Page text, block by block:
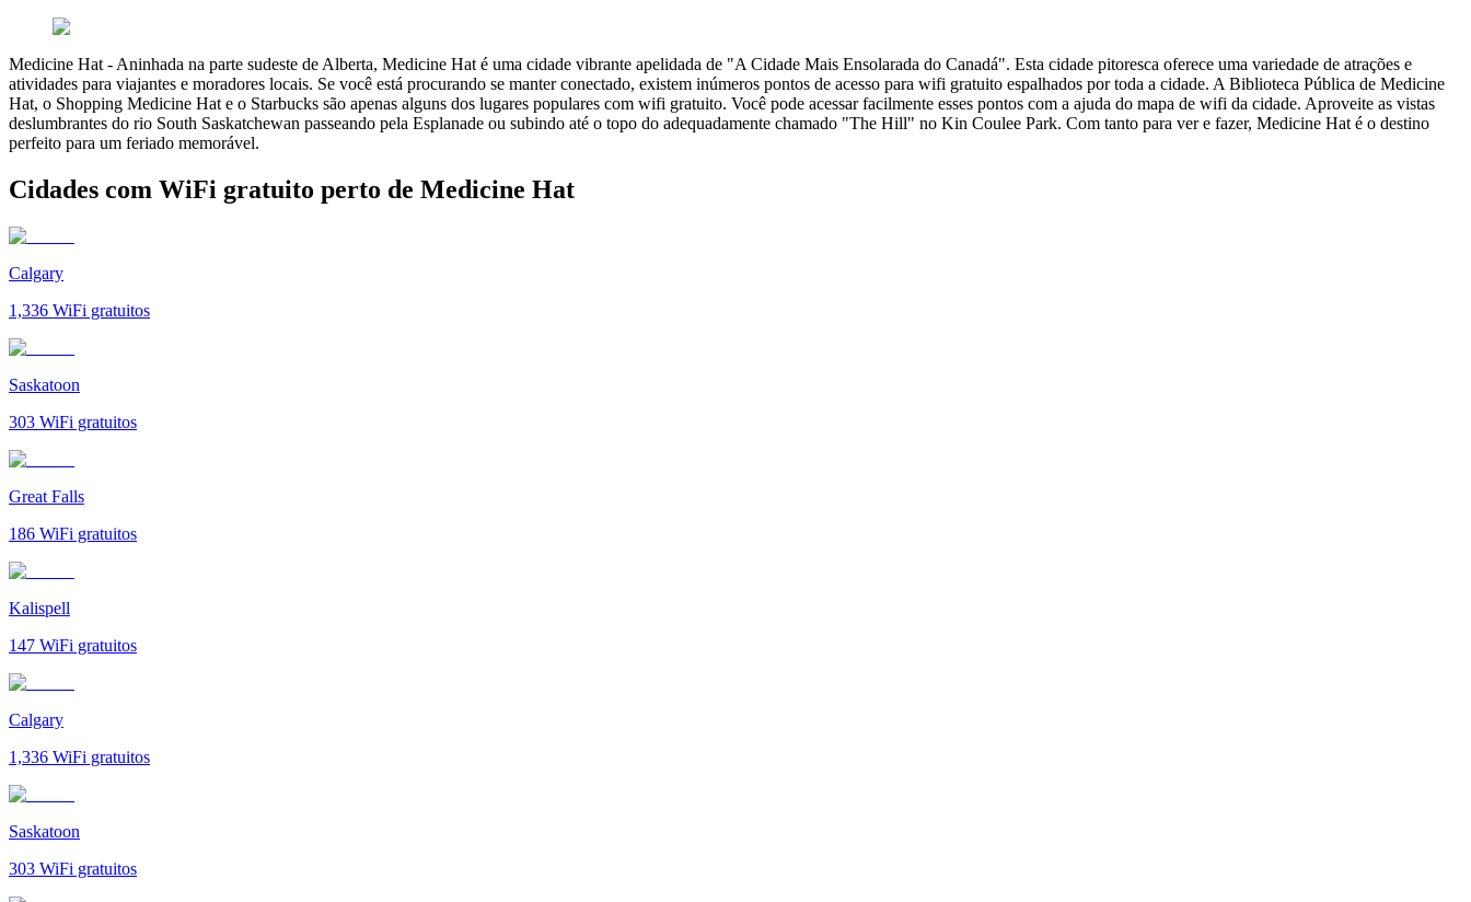
Medicine Hat - Aninhada na parte sudeste de Alberta, Medicine Hat é uma cidade vibrante apelidada de "A Cidade Mais Ensolarada do Canadá". Esta cidade pitoresca oferece uma variedade de atrações e
atividades para viajantes e moradores locais. Se você está procurando se manter conectado, existem inúmeros pontos de acesso para wifi gratuito espalhados por toda a cidade. A Biblioteca Pública de Medicine
Hat, o Shopping Medicine Hat e o Starbucks são apenas alguns dos lugares populares com wifi gratuito. Você pode acessar facilmente esses pontos com a ajuda do mapa de wifi da cidade. Aproveite as vistas
deslumbrantes do rio South Saskatchewan passeando pela Esplanade ou subindo até o topo do adequadamente chamado "The Hill" no Kin Coulee Park. Com tanto para ver e fazer, Medicine Hat é o destino
perfeito para um feriado memorável.
Cidades com WiFi gratuito perto de Medicine Hat
Calgary
1,336 WiFi gratuitos
Saskatoon
303 WiFi gratuitos
Great Falls
186 WiFi gratuitos
Kalispell
147 WiFi gratuitos
Calgary
1,336 WiFi gratuitos
Saskatoon
303 WiFi gratuitos